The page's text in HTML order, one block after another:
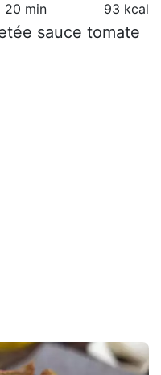
20 min 93 kcal
sauce tomate